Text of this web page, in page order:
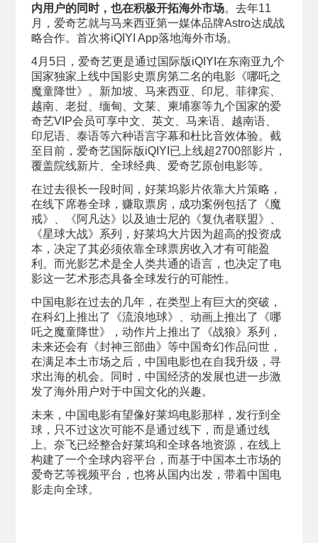
内用户的同时，也在积极开拓海外市场。去年11
月，爱奇艺就与马来西亚第一媒体品牌Astro达成战
略合作。首次将iQIYI App落地海外市场。
4月5日，爱奇艺更是通过国际版iQIYI在东南亚九个
国家独家上线中国影史票房第二名的电影《哪吒之
魔童降世》。新加坡、马来西亚、印尼、菲律宾、
越南、老挝、缅甸、文莱、柬埔寨等九个国家的爱
奇艺VIP会员可享中文、英文、马来语、越南语、
印尼语、泰语等六种语言字幕和杜比音效体验。截
至目前，爱奇艺国际版iQIYI已上线超2700部影片，
覆盖院线新片、全球经典、爱奇艺原创电影等。
在过去很长一段时间，好莱坞影片依靠大片策略，
在线下席卷全球，赚取票房，成功案例包括了《魔
戒》、《阿凡达》以及迪士尼的《复仇者联盟》、
《星球大战》系列，好莱坞大片因为超高的投资成
本，决定了其必须依靠全球票房收入才有可能盈
利。而光影艺术是全人类共通的语言，也决定了电
影这一艺术形态具备全球发行的可能性。
中国电影在过去的几年，在类型上有巨大的突破，
在科幻上推出了《流浪地球》、动画上推出了《哪
吒之魔童降世》，动作片上推出了《战狼》系列，
未来还会有《封神三部曲》等中国奇幻作品问世，
在满足本土市场之后，中国电影也在自我升级，寻
求出海的机会。同时，中国经济的发展也进一步激
发了海外用户对于中国文化的兴趣。
未来，中国电影有望像好莱坞电影那样，发行到全
球，只不过这次可能不是通过线下，而是通过线
上。奈飞已经整合好莱坞和全球各地资源，在线上
构建了一个全球内容平台，而基于中国本土市场的
爱奇艺等视频平台，也将从国内出发，带着中国电
影走向全球。